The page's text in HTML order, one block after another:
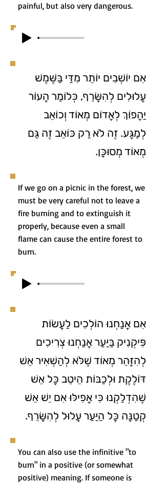
painful, but also very dangerous.
אִם יוֹשְׁבִים יוֹתֵר מִדַּי בַּשֶּׁמֶשׁ
עֲלוּלִים לְהִשָּׂרֵף, כְּלוֹמַר הָעוֹר
יַהֲפוֹךְ לְאָדוֹם מְאוֹד וְכוֹאֵב
לְמַגָּע. זֶה לֹא רַק כּוֹאֵב זֶה גַּם
מְאוֹד מְסוּכָּן.
If we go on a picnic in the forest, we
must be very careful not to leave a
fire burning and to extinguish it
properly, because even a small
flame can cause the entire forest to
burn.
אִם אֲנַחְנוּ הוֹלְכִים לַעֲשׂוֹת
פִּיקְנִיק בַּיַּעַר אֲנַחְנוּ צְרִיכִים
לְהִזָּהֵר מְאוֹד שֶׁלֹּא לְהַשְׁאִיר אֵשׁ
דּוֹלֶקֶת וּלְכַבּוֹת הֵיטֵב כָּל אֵשׁ
שֶׁהִדְלַקְנוּ כִּי אֲפִילּוּ אִם יֵשׁ אֵשׁ
קְטַנָּה כָּל הַיַּעַר עָלוּל לְהִשָּׂרֵף.
You can also use the infinitive "to
burn" in a positive (or somewhat
positive) meaning. If someone is